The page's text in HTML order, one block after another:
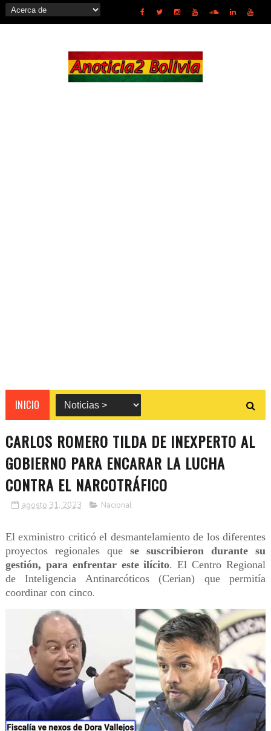
INICIO
CARLOS ROMERO TILDA DE INEXPERTO AL
GOBIERNO PARA ENCARAR LA LUCHA
CONTRA EL NARCOTRÁFICO
agosto 31, 2023 Nacional
El exministro criticó el desmantelamiento de los diferentes
proyectos regionales que se suscribieron durante su
gestión, para enfrentar este ilícito. El Centro Regional
de Inteligencia Antinarcóticos (Cerian) que permitía
coordinar con cinco.